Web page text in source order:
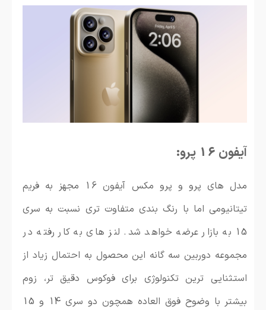
آیفون 16 پرو:
مدل های پرو و پرو مکس آیفون 16 مجهز به فریم
تیتانیومی اما با رنگ بندی متفاوت تری نسبت به سری
15 به بازار عرضه خواهد شد. لنز های به کار رفته در
مجموعه دوربین سه گانه این محصول به احتمال زیاد از
استثنایی ترین تکنولوژی برای فوکوس دقیق تر، زوم
بیشتر با وضوح فوق العاده همچون دو سری 14 و 15